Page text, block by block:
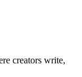
creators write,